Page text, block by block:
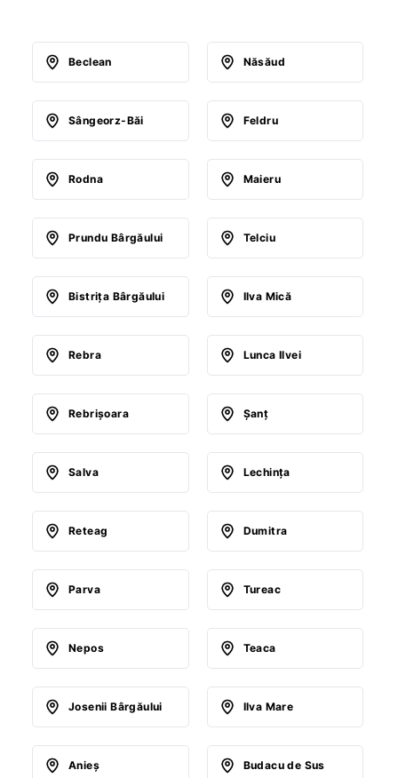
Beclean Năsăud
Sângeorz-Băi Feldru
Rodna Maieru
Prundu Bârgăului Telciu
Bistriţa Bârgăului Ilva Mică
Rebra Lunca Ilvei
Rebrişoara Şanţ
Salva Lechinţa
Reteag Dumitra
Parva Tureac
Nepos Teaca
Josenii Bârgăului Ilva Mare
Anieş Budacu de Sus